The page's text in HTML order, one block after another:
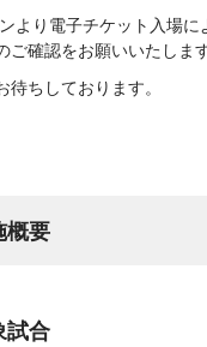
より電子チケット入場に
確認をお願いいたします
ちしております。
概要
試合